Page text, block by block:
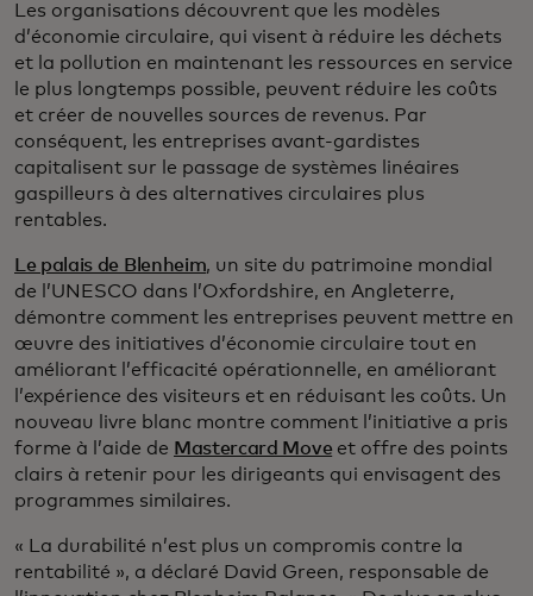
Les organisations découvrent que les modèles
d’économie circulaire, qui visent à réduire les déchets
et la pollution en maintenant les ressources en service
le plus longtemps possible, peuvent réduire les coûts
et créer de nouvelles sources de revenus. Par
conséquent, les entreprises avant-gardistes
capitalisent sur le passage de systèmes linéaires
gaspilleurs à des alternatives circulaires plus
rentables.
Le palais de Blenheim, un site du patrimoine mondial
de l’UNESCO dans l’Oxfordshire, en Angleterre,
démontre comment les entreprises peuvent mettre en
œuvre des initiatives d’économie circulaire tout en
améliorant l’efficacité opérationnelle, en améliorant
l’expérience des visiteurs et en réduisant les coûts. Un
nouveau livre blanc montre comment l’initiative a pris
forme à l’aide de Mastercard Move et offre des points
clairs à retenir pour les dirigeants qui envisagent des
programmes similaires.
« La durabilité n’est plus un compromis contre la
rentabilité », a déclaré David Green, responsable de